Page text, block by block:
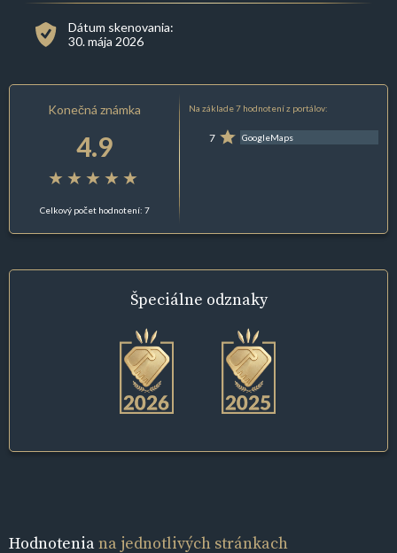
Dátum skenovania:
30. mája 2026
Konečná známka
4.9
Celkový počet hodnotení: 7
Na základe 7 hodnotení z portálov:
7 GoogleMaps
Špeciálne odznaky
Hodnoteniana jednotlivých stránkach